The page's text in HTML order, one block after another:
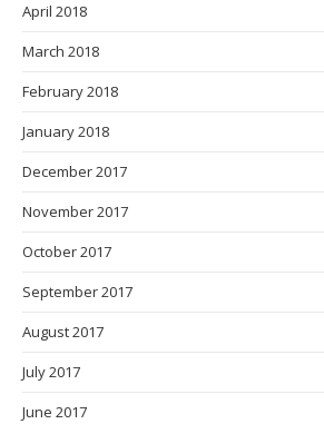
April 2018
March 2018
February 2018
January 2018
December 2017
November 2017
October 2017
September 2017
August 2017
July 2017
June 2017